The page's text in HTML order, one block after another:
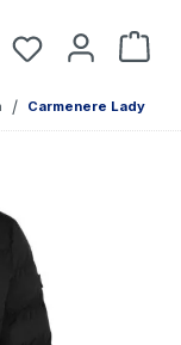
Du hast 0
/ Carmenere Lady